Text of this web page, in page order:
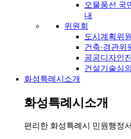
오물풍선 국
내
위원회
도시계획위
건축·경관위
공공디자인
건설기술심
화성특례시소개
화성특례시소개
편리한 화성특례시 민원행정